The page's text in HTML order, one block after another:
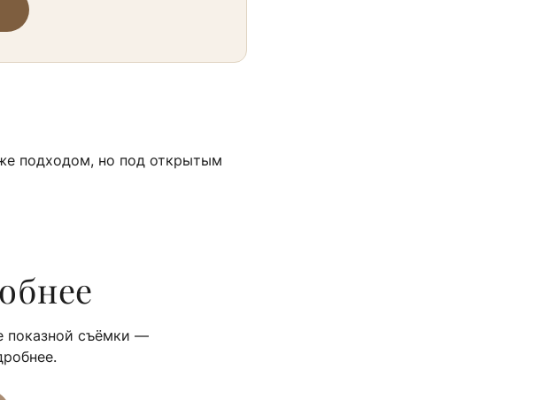
подходом, но под открытым
показной съёмки —